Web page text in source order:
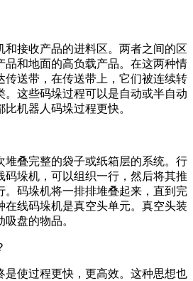
和接收产品的进料区。两者之间的区
品和地面的高负载产品。在这两种情
传送带，在传送带上，它们被连续转
。这些码垛过程可以是自动或半自动
比机器人码垛过程更快。
堆叠完整的袋子或纸箱层的系统。行
码垛机，可以组织一行，然后将其推
。码垛机将一排排堆叠起来，直到完
在线码垛机是真空头单元。真空头装
吸盘的物品。
是使过程更快，更高效。这种思想也